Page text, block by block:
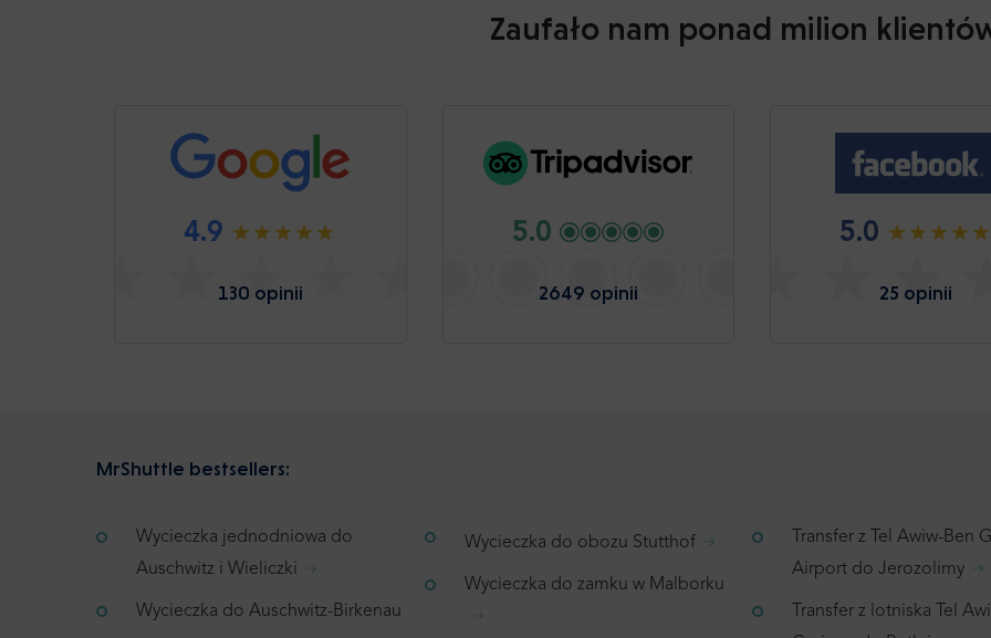
Zaufało nam ponad milion
4.9
130 opinii
5.0
2649 opinii
5.0
25 opinii
MrShuttle bestsellers:
Wycieczka jednodniowa do
Auschwitz i Wieliczki
Wycieczka do Auschwitz-Birkenau
Wycieczka do obozu Stutthof
Wycieczka do zamku w Malborku
Transfer z Tel Awiw-Ben
Airport do Jerozolimy
Transfer z lotniska Tel